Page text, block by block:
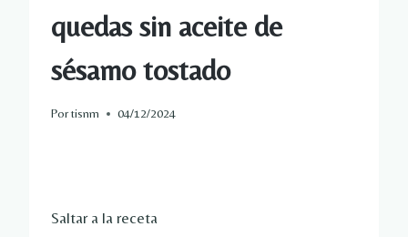
quedas sin aceite de
sésamo tostado
Portisnm 04/12/2024
Saltar a la receta